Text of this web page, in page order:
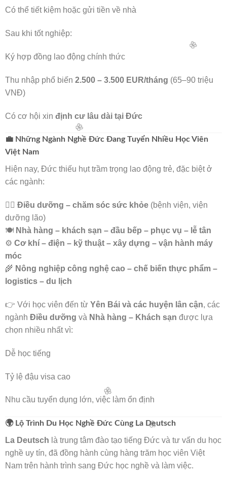
🌸
Có thể tiết kiệm hoặc gửi tiền về nhà
Sau khi tốt nghiệp:
Ký hợp đồng lao động chính thức
Thu nhập phổ biến 2.500 – 3.500 EUR/tháng (65–90 triệu
VNĐ)
Có cơ hội xin định cư lâu dài tại Đức
💼 Những Ngành Nghề Đức Đang Tuyển Nhiều Học Viên
Việt Nam
Hiện nay, Đức thiếu hụt trầm trọng lao động trẻ, đặc biệt ở
các ngành:
👩‍⚕️ Điều dưỡng – chăm sóc sức khỏe (bệnh viện, viện
dưỡng lão)
🍽️ Nhà hàng – khách sạn – đầu bếp – phục vụ – lễ tân
⚙️ Cơ khí – điện – kỹ thuật – xây dựng – vận hành máy
móc
🌾 Nông nghiệp công nghệ cao – chế biến thực phẩm –
logistics – du lịch
👉 Với học viên đến từ Yên Bái và các huyện lân cận, các
ngành Điều dưỡng và Nhà hàng – Khách sạn được lựa
chọn nhiều nhất vì:
Dễ học tiếng
Tỷ lệ đậu visa cao
Nhu cầu tuyển dụng lớn, việc làm ổn định
🌍 Lộ Trình Du Học Nghề Đức Cùng La Deutsch
La Deutsch là trung tâm đào tạo tiếng Đức và tư vấn du học
nghề uy tín, đã đồng hành cùng hàng trăm học viên Việt
Nam trên hành trình sang Đức học nghề và làm việc.